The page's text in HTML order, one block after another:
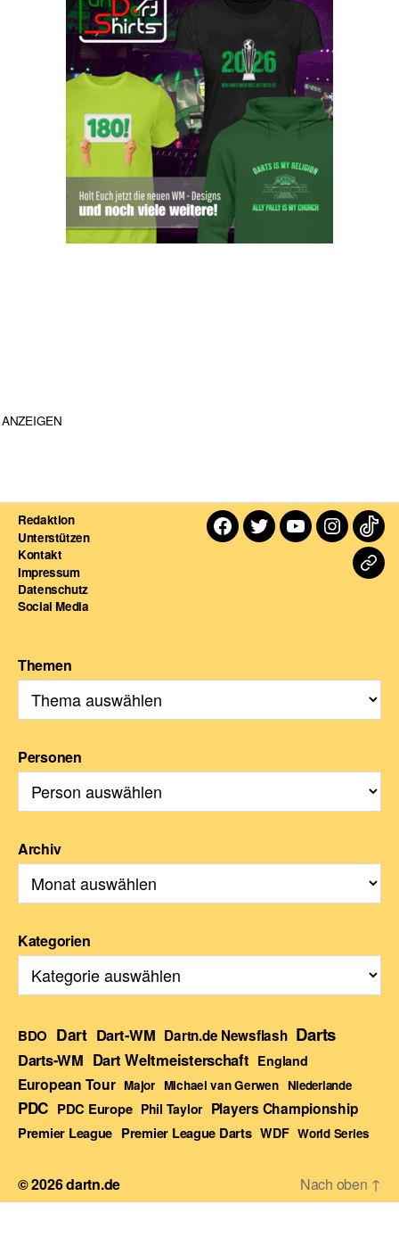
ANZEIGEN
Redaktion
Unterstützen
Kontakt
Impressum
Datenschutz
Social Media
Facebook
TwitterYoutube
Themen
Personen
Archiv
Kategorien
BDO Dart Dart-WM Dartn.de Newsflash Darts
Darts-WM Dart Weltmeisterschaft England
European Tour Major Michael van Gerwen Niederlande
PDC PDC Europe Phil Taylor Players Championship
Premier League Premier League Darts WDF World Series
© 2026dartn.de Nach oben ↑